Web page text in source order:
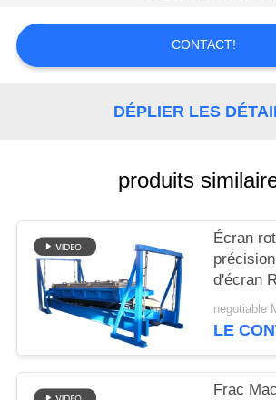
NOUS
UN DEVIS
PLAN
DU
SITE
PRIVACY
POLICY
CONTACT!
DÉPLIER LES
produits
Écran
d'écran
silice
negotiable
LE
Frac